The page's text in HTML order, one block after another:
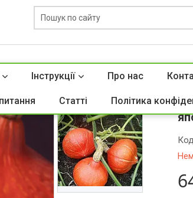
Інструкції Про нас
Статті Політика